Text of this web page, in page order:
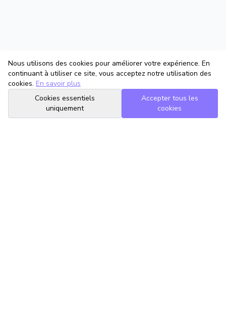
Nous utilisons des cookies pour améliorer votre expérience. En
continuant à utiliser ce site, vous acceptez notre utilisation des
cookies. En savoir plus
Cookies essentiels
uniquement
Accepter tous les
cookies